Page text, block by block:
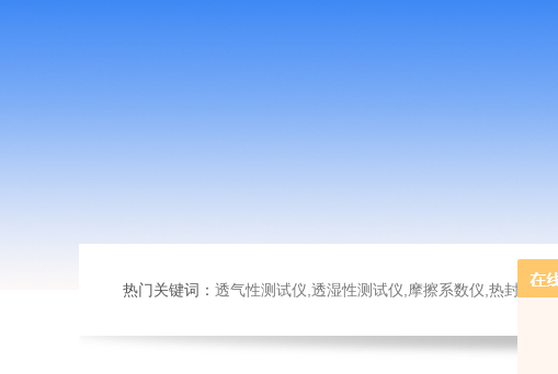
热门关键词： 透气性测试仪,透湿性测试仪,摩擦系数仪,热封试验仪,密封试